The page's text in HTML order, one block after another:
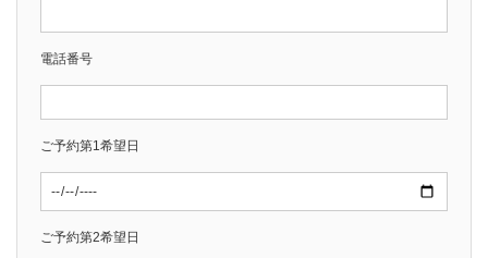
電話番号
ご予約第1希望日
ご予約第2希望日